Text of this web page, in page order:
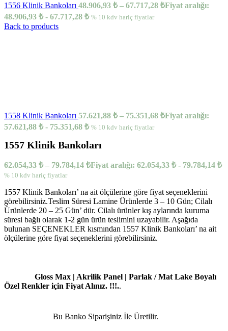
1556 Klinik Bankoları 48.906,93 ₺ – 67.717,28 ₺Fiyat aralığı:
48.906,93 ₺ - 67.717,28 ₺ % 10 kdv hariç fiyatlar
Back to products
1558 Klinik Bankoları 57.621,88 ₺ – 75.351,68 ₺Fiyat aralığı:
57.621,88 ₺ - 75.351,68 ₺ % 10 kdv hariç fiyatlar
1557 Klinik Bankoları
62.054,33 ₺ – 79.784,14 ₺Fiyat aralığı: 62.054,33 ₺ - 79.784,14 ₺
% 10 kdv hariç fiyatlar
1557 Klinik Bankoları’ na ait ölçülerine göre fiyat seçeneklerini
görebilirsiniz.Teslim Süresi Lamine Ürünlerde 3 – 10 Gün; Cilalı
Ürünlerde 20 – 25 Gün’ dür. Cilalı ürünler kış aylarında kuruma
süresi bağlı olarak 1-2 gün ürün teslimini uzayabilir. Aşağıda
bulunan SEÇENEKLER kısmından 1557 Klinik Bankoları’ na ait
ölçülerine göre fiyat seçeneklerini görebilirsiniz.
Gloss Max | Akrilik Panel | Parlak / Mat Lake Boyalı
Özel Renkler için Fiyat Alınız. !!!..
Bu Banko Siparişiniz İle Üretilir.